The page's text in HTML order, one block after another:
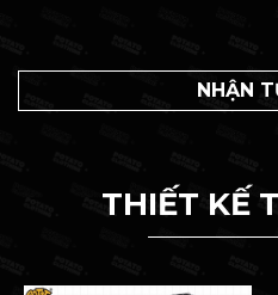
NHẬN
THIẾT KẾ